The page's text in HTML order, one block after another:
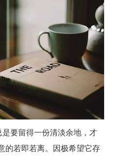
要留得一份清淡余地，才
的若即若离。因极希望它存